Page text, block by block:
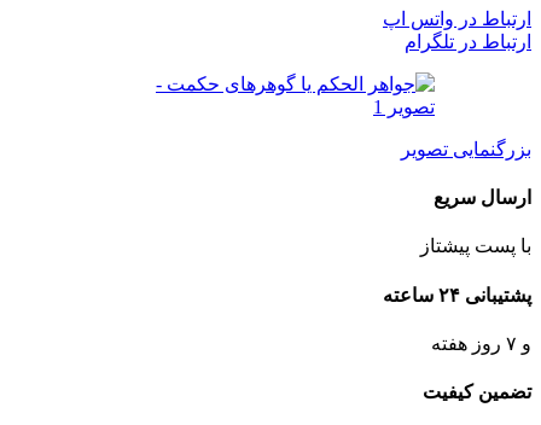
ارتباط در واتس اپ
ارتباط در تلگرام
بزرگنمایی تصویر
ارسال سریع
با پست پیشتاز
پشتیبانی ۲۴ ساعته
و ۷ روز هفته
تضمین کیفیت